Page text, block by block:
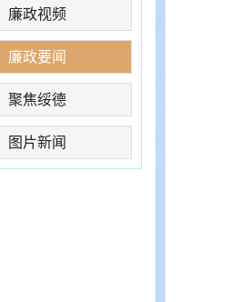
廉政视频
廉政要闻
聚焦绥德
图片新闻